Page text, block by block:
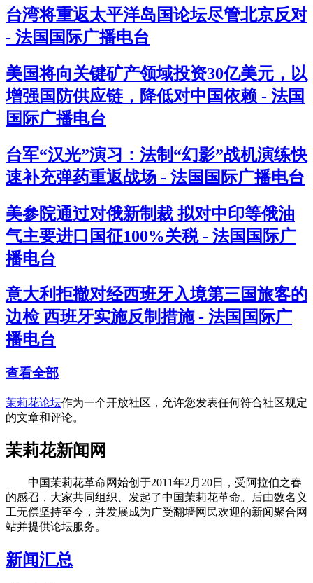
台湾将重返太平洋岛国论坛尽管北京反对
- 法国国际广播电台
美国将向关键矿产领域投资30亿美元，以
增强国防供应链，降低对中国依赖 - 法国
国际广播电台
台军“汉光”演习：法制“幻影”战机演练快
速补充弹药重返战场 - 法国国际广播电台
美参院通过对俄新制裁 拟对中印等俄油
气主要进口国征100%关税 - 法国国际广
播电台
意大利拒撤对经西班牙入境第三国旅客的
边检 西班牙实施反制措施 - 法国国际广
播电台
查看全部
茉莉花论坛作为一个开放社区，允许您发表任何符合社区规定
的文章和评论。
茉莉花新闻网
中国茉莉花革命网始创于2011年2月20日，受阿拉伯之春
的感召，大家共同组织、发起了中国茉莉花革命。后由数名义
工无偿坚持至今，并发展成为广受翻墙网民欢迎的新闻聚合网
站并提供论坛服务。
新闻汇总